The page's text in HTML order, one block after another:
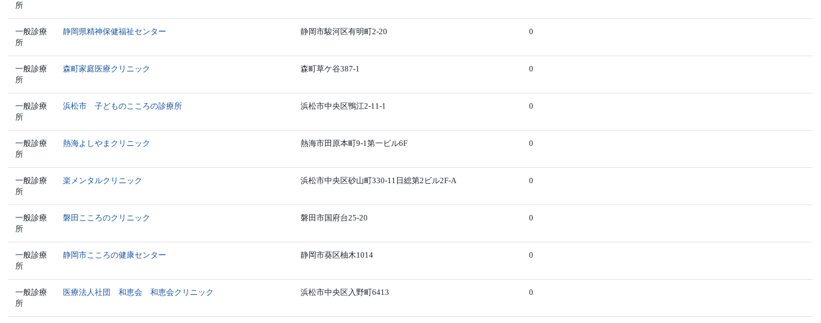
所
一般診療
所
静岡県精神保健福祉センター 静岡市駿河区有明町2-20 0
一般診療
所
森町家庭医療クリニック 森町草ケ谷387-1 0
一般診療
所
浜松市 子どものこころの診療所 浜松市中央区鴨江2-11-1 0
一般診療
所
熱海よしやまクリニック 熱海市田原本町9-1第一ビル6F 0
一般診療
所
楽メンタルクリニック 浜松市中央区砂山町330-11日総第2ビル2F-A 0
一般診療
所
磐田こころのクリニック 磐田市国府台25-20 0
一般診療
所
静岡市こころの健康センター 静岡市葵区柚木1014 0
一般診療
所
医療法人社団 和恵会 和恵会クリニック 浜松市中央区入野町6413 0